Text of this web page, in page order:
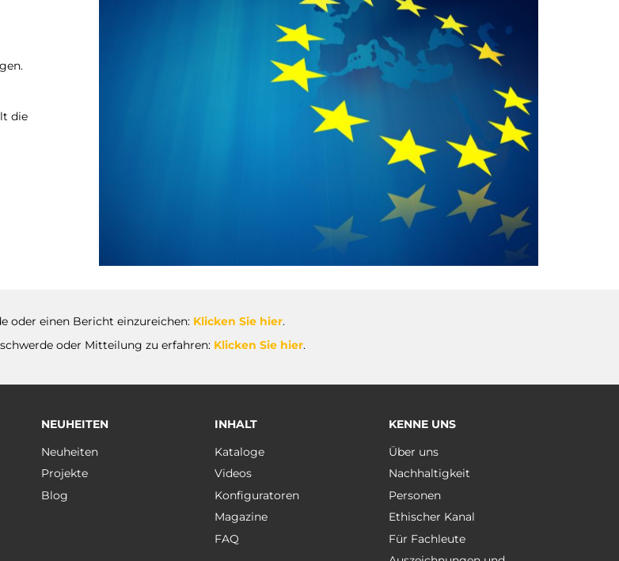
die
oder einen Bericht einzureichen: Klicken Sie hier.
oder Mitteilung zu erfahren: Klicken Sie hier.
NEUHEITEN
Neuheiten
Projekte
Blog
INHALT
Kataloge
Videos
Konfiguratoren
Magazine
FAQ
KENNE UNS
Über uns
Nachhaltigkeit
Personen
Ethischer Kanal
Für Fachleute